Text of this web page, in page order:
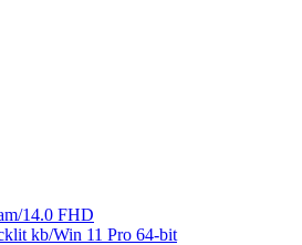
14.0 FHD
kb/Win 11 Pro 64-bit